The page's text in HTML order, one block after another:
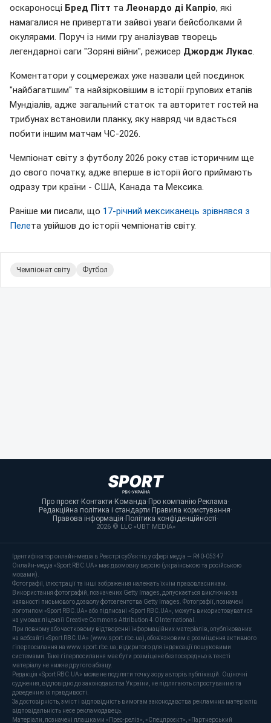
оскароносці Бред Пітт та Леонардо ді Капріо, які
намагалися не привертати зайвої уваги бейсболками й
окулярами. Поруч із ними гру аналізував творець
легендарної саги "Зоряні війни", режисер Джордж Лукас.
Коментатори у соцмережах уже назвали цей поєдинок
"найбагатшим" та найзірковішим в історії групових етапів
Мундіалів, адже загальний статок та авторитет гостей на
трибунах встановили планку, яку навряд чи вдасться
побити іншим матчам ЧС-2026.
Чемпіонат світу з футболу 2026 року став історичним ще
до свого початку, адже вперше в історії його приймають
одразу три країни - США, Канада та Мексика.
Раніше ми писали, що 17-річний мексиканець зрівнявся з
Пелета увійшов до історії чемпіонатів світу.
Чемпіонат світу Футбол
Про проєкт· Контакти· Команда· Про компанію· Реклама·
Редакційна політика і стандарти· Правила користування·
Правова інформація· Політика конфіденційності·
2026 © LLC «UBT MEDIA»
Ідентифікатор онлайн-медіа в Реєстрі суб’єктів у сфері медіа — R40-05347
Онлайн-медіа «Sport RBC.UA» має двомовну версію (українською та російською
мовами).
Фотографії, ілюстрації та інші зображення належать їхнім правовласникам.
Використання фотографій, позначених Getty Images, допускається виключно за
наявності письмового дозволу фотоагентства Getty Images. Фотографії, позначені
логотипом «Sport RBC.UA» або підписані «Sport RBC.UA», можуть використовуватися
на умовах ліцензії Creative Commons Attribution 4.0 International.
При повному або частковому відтворенні інформаційних матеріалів, опублікованих
на вебсайті «Sport RBC.UA» (www.sport.rbc.ua), обов'язковим є розміщення активного
гіперпосилання на www.sport.rbc.ua, відкритого для індексації пошуковими
системами. Таке гіперпосилання має бути розміщене безпосередньо в тексті
матеріалу не нижче другого абзацу.
Редакція «Sport RBC.UA» може не поділяти точку зору авторів публікацій. Оціночні
судження, відповідно до законодавства України, не підлягають спростуванню та
доведенню їх правдивості.
За достовірність, зміст і відповідність вимогам законодавства рекламних матеріалів
відповідальність несе рекламодавець.
Матеріали, позначені плашками «Прес-реліз», «Спецпроєкт», «Партнерський